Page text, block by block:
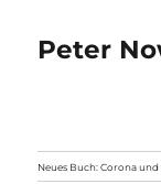
Peter
Neues Buch: Corona